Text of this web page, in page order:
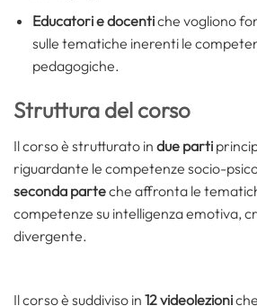
Educatori e docentiche vogliono
sulle tematiche inerenti le
pedagogiche.
Struttura del corso
Il corso è strutturato in due parti
riguardante le competenze socio-
seconda parteche affronta le
competenze su intelligenza emotiva,
divergente.
Il corso è suddiviso in 12 videolezioni